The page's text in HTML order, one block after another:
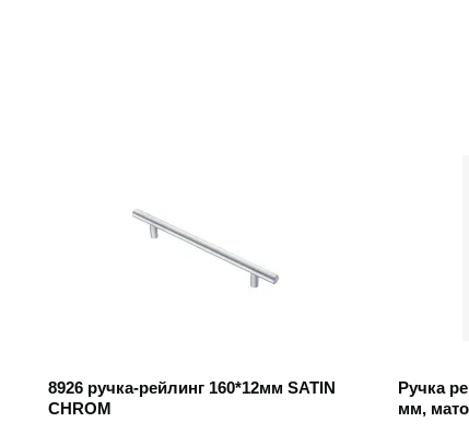
8926 ручка-рейлинг 160*12мм SATIN
CHROM
Ручка
мм,